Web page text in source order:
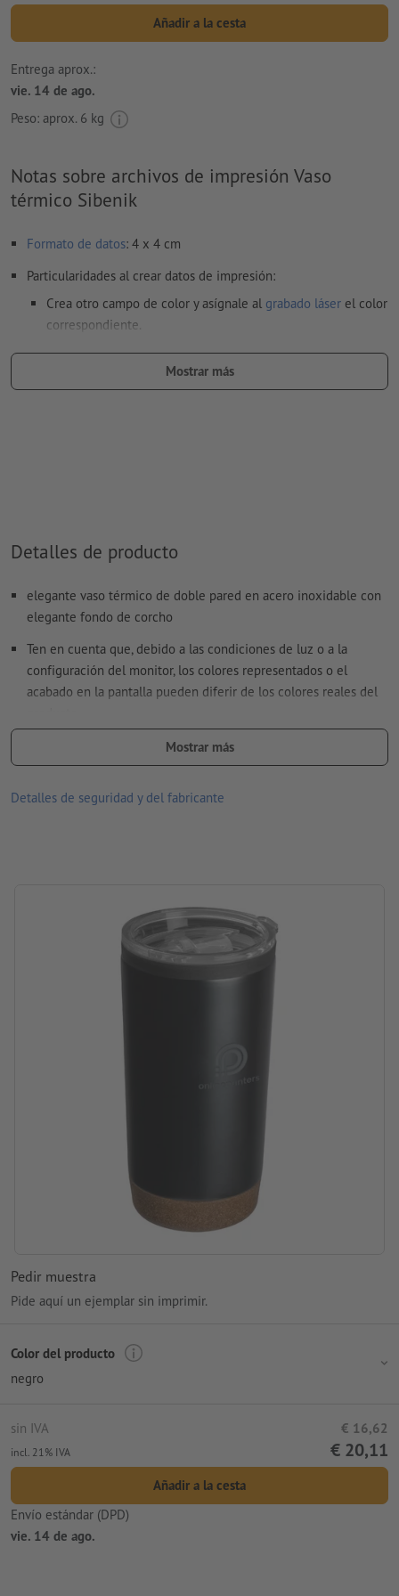
Añadir a la cesta
Entrega aprox.:
vie. 14 de ago.
Peso: aprox. 6 kg
Notas sobre archivos de impresión Vaso
térmico Sibenik
Formato de datos: 4 x 4 cm
Particularidades al crear datos de impresión:
Crea otro campo de color y asígnale al grabado láser el color
correspondiente.
denominación del campo del color: «Laser»
extensión JPEG o TIFF
datos vectorialesen nuestro centro de ayuda.
No corregimos las
¿Cómo creo archivos de impresión correctamente?
Mostrar más
Detalles de producto
elegante vaso térmico de doble pared en acero inoxidable con
elegante fondo de corcho
Ten en cuenta que, debido a las condiciones de luz o a la
configuración del monitor, los colores representados o el
acabado en la pantalla pueden diferir de los colores reales del
inoxidable, Silicona
ubicación del grabado: en el vaso
Mostrar más
Detalles de seguridad y del fabricante
Pedir muestra
Pide aquí un ejemplar sin imprimir.
Color del producto
negro
sin IVA € 16,62
incl. 21% IVA € 20,11
Añadir a la cesta
Envío estándar (DPD)
vie. 14 de ago.